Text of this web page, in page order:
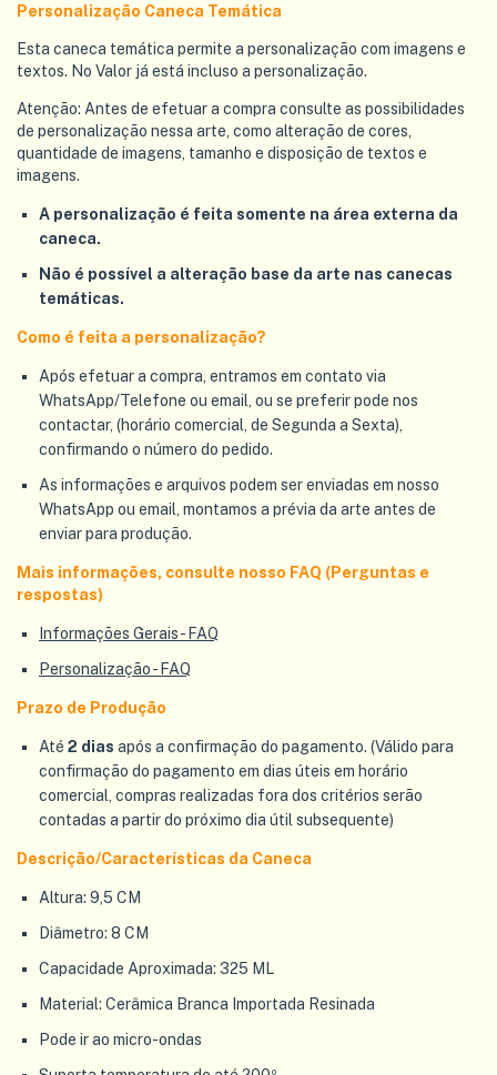
Personalização Caneca Temática
Esta caneca temática permite a personalização com imagens e
textos. No Valor já está incluso a personalização.
Atenção: Antes de efetuar a compra consulte as possibilidades
de personalização nessa arte, como alteração de cores,
quantidade de imagens, tamanho e disposição de textos e
imagens.
A personalização é feita somente na área externa da
caneca.
Não é possível a alteração base da arte nas canecas
temáticas.
Como é feita a personalização?
Após efetuar a compra, entramos em contato via
WhatsApp/Telefone ou email, ou se preferir pode nos
contactar, (horário comercial, de Segunda a Sexta),
confirmando o número do pedido.
As informações e arquivos podem ser enviadas em nosso
WhatsApp ou email, montamos a prévia da arte antes de
enviar para produção.
Mais informações, consulte nosso FAQ (Perguntas e
respostas)
Informações Gerais - FAQ
Personalização - FAQ
Prazo de Produção
Até 2 dias após a confirmação do pagamento. (Válido para
confirmação do pagamento em dias úteis em horário
comercial, compras realizadas fora dos critérios serão
contadas a partir do próximo dia útil subsequente)
Descrição/Características da Caneca
Altura: 9,5 CM
Diâmetro: 8 CM
Capacidade Aproximada: 325 ML
Material: Cerâmica Branca Importada Resinada
Pode ir ao micro-ondas